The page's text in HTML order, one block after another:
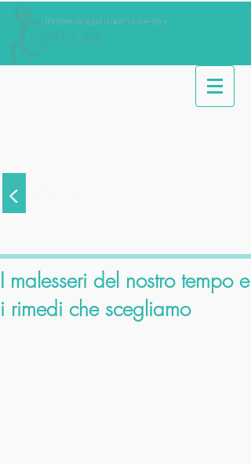
<
I malesseri del nostro tempo e
i rimedi che scegliamo